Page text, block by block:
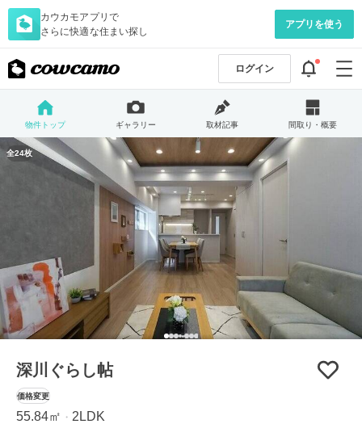
カウカモアプリで
さらに快適な住まい探し
アプリを使う
ログイン
物件トップ ギャラリー 取材記事 間取り・概要
全24枚
深川ぐらし帖
価格変更
55.84㎡ ・ 2LDK